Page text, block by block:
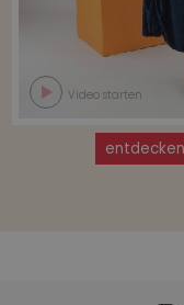
Video starten